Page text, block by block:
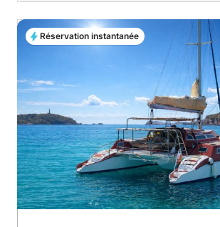
Réservation instantanée